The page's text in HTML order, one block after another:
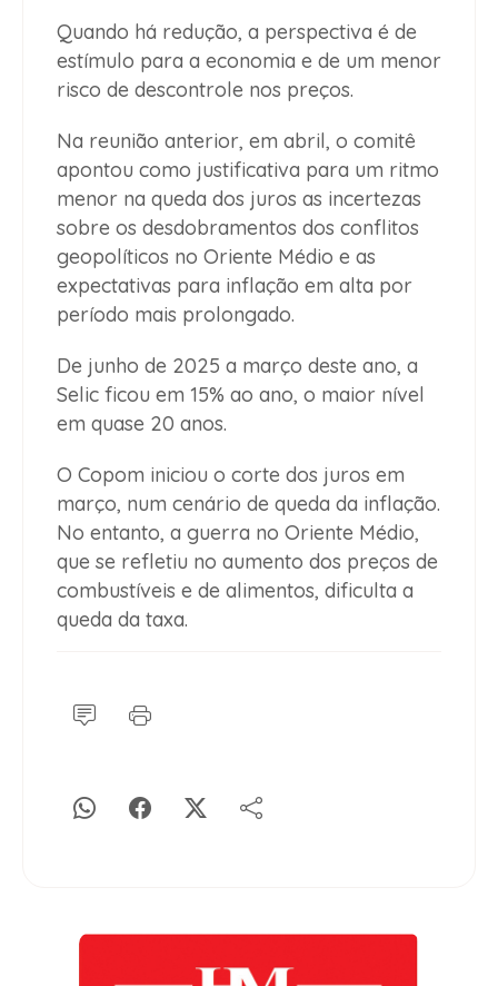
Quando há redução, a perspectiva é de
estímulo para a economia e de um menor
risco de descontrole nos preços.
Na reunião anterior, em abril, o comitê
apontou como justificativa para um ritmo
menor na queda dos juros as incertezas
sobre os desdobramentos dos conflitos
geopolíticos no Oriente Médio e as
expectativas para inflação em alta por
período mais prolongado.
De junho de 2025 a março deste ano, a
Selic ficou em 15% ao ano, o maior nível
em quase 20 anos.
O Copom iniciou o corte dos juros em
março, num cenário de queda da inflação.
No entanto, a guerra no Oriente Médio,
que se refletiu no aumento dos preços de
combustíveis e de alimentos, dificulta a
queda da taxa.